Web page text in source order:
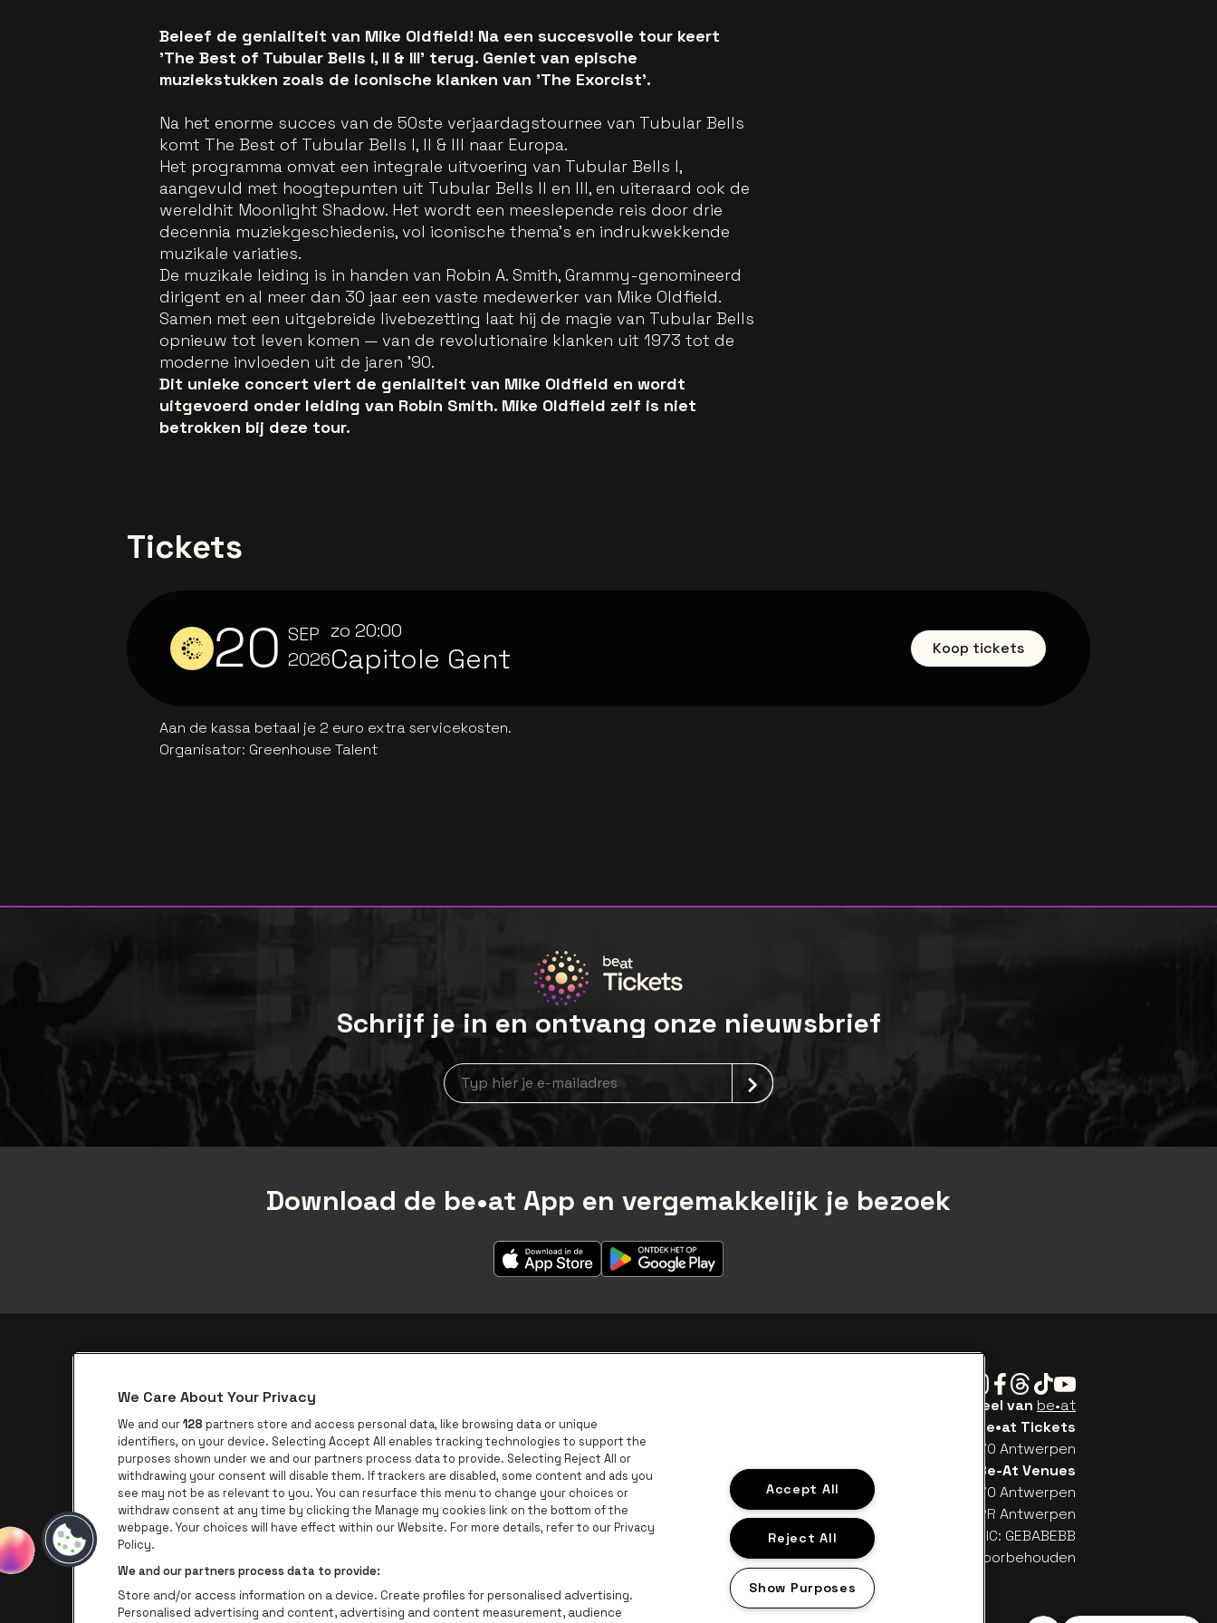
Beleef de genialiteit van Mike Oldfield! Na een succesvolle tour keert
'The Best of Tubular Bells I, II & III' terug. Geniet van epische
muziekstukken zoals de iconische klanken van 'The Exorcist'.
Na het enorme succes van de 50ste verjaardagstournee van Tubular Bells
komt The Best of Tubular Bells I, II & III naar Europa.
Het programma omvat een integrale uitvoering van Tubular Bells I,
aangevuld met hoogtepunten uit Tubular Bells II en III, en uiteraard ook de
wereldhit Moonlight Shadow. Het wordt een meeslepende reis door drie
decennia muziekgeschiedenis, vol iconische thema’s en indrukwekkende
muzikale variaties.
De muzikale leiding is in handen van Robin A. Smith, Grammy-genomineerd
dirigent en al meer dan 30 jaar een vaste medewerker van Mike Oldfield.
Samen met een uitgebreide livebezetting laat hij de magie van Tubular Bells
opnieuw tot leven komen — van de revolutionaire klanken uit 1973 tot de
moderne invloeden uit de jaren ’90.
Dit unieke concert viert de genialiteit van Mike Oldfield en wordt
uitgevoerd onder leiding van Robin Smith. Mike Oldfield zelf is niet
betrokken bij deze tour.
Tickets
20 SEP
2026
zo 20:00
Capitole Gent Koop tickets
Aan de kassa betaal je 2 euro extra servicekosten.
Organisator: Greenhouse Talent
Schrijf je in en ontvang onze nieuwsbrief
Nieuwsbrief aanmelding
Download de be•at App en vergemakkelijk je bezoek
be•at app
be•at Corporate
be•at Business
Groepen
Helpcenter
Contact
Instagram
Facebook
Threads
TiktokYoutube
Be•at Tickets is een deel van be•at
be•at Tickets
Schijnpoortweg 119, 2170 Antwerpen
Be-At Venues
Schijnpoortweg 119, 2170 Antwerpen
BTW (BE) 0461.051.688 - RPR Antwerpen
BNP Paribas Fortis - IBAN: BE93 2200 4925 0067 - BIC: GEBABEBB
© be•at - Alle rechten voorbehouden
We Care About Your Privacy
We and our128 partners store and access personal data, like browsing data or unique
identifiers, on your device. Selecting Accept All enables tracking technologies to support the
purposes shown under we and our partners process data to provide. Selecting Reject All or
withdrawing your consent will disable them. If trackers are disabled, some content and ads you
see may not be as relevant to you. You can resurface this menu to change your choices or
withdraw consent at any time by clicking the Manage my cookies link on the bottom of the
webpage. Your choices will have effect within our Website. For more details, refer to our Privacy
Policy.
We and our partners process data to provide:
Store and/or access information on a device. Create profiles for personalised advertising.
Personalised advertising and content, advertising and content measurement, audience
Accept All
Reject All
Show Purposes